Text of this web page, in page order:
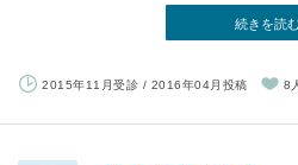
続きを読
2015年11月受診 / 2016年04月投稿 8